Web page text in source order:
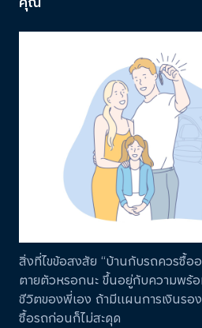
สิ่งที่ไขข้อสงสัย “บ้านกับรถควรซื้อ
ตายตัวหรอกนะ ขึ้นอยู่กับความพร้อ
ชีวิตของพี่เอง ถ้ามีแผนการเงินรอ
ซื้อรถก่อนก็ไม่สะดุด